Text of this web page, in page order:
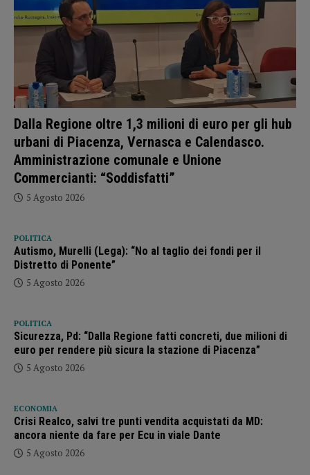
Dalla Regione oltre 1,3 milioni di euro per gli hub
urbani di Piacenza, Vernasca e Calendasco.
Amministrazione comunale e Unione
Commercianti: “Soddisfatti”
5 Agosto 2026
POLITICA
Autismo, Murelli (Lega): “No al taglio dei fondi per il
Distretto di Ponente”
5 Agosto 2026
POLITICA
Sicurezza, Pd: “Dalla Regione fatti concreti, due milioni di
euro per rendere più sicura la stazione di Piacenza”
5 Agosto 2026
ECONOMIA
Crisi Realco, salvi tre punti vendita acquistati da MD:
ancora niente da fare per Ecu in viale Dante
5 Agosto 2026